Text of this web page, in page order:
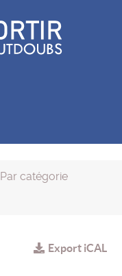
Par catégorie
Export iCAL